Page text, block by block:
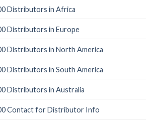
Distributors in Africa
Distributors in Europe
Distributors in North America
Distributors in South America
Distributors in Australia
Contact for Distributor Info